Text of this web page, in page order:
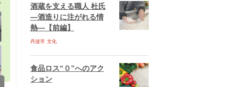
酒蔵を支える職人 杜氏
―酒造りに注がれる情
熱―【前編】
丹波市 文化
食品ロス“０”へのアク
ション